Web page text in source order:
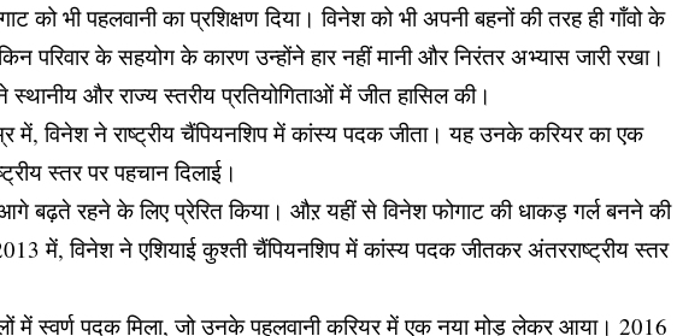
को भी पहलवानी का प्रशिक्षण दिया। विनेश को भी अपनी बहनों की तरह ही गाँवो के
परिवार के सहयोग के कारण उन्होंने हार नहीं मानी और निरंतर अभ्यास जारी रखा।
और राज्य स्तरीय प्रतियोगिताओं में जीत हासिल की।
में, विनेश ने राष्ट्रीय चैंपियनशिप में कांस्य पदक जीता। यह उनके करियर का एक
स्तर पर पहचान दिलाई।
बढ़ते रहने के लिए प्रेरित किया। औऱ यहीं से विनेश फोगाट की धाकड़ गर्ल बनने की
में, विनेश ने एशियाई कुश्ती चैंपियनशिप में कांस्य पदक जीतकर अंतरराष्ट्रीय स्तर
में स्वर्ण पदक मिला, जो उनके पहलवानी करियर में एक नया मोड़ लेकर आया। 2016